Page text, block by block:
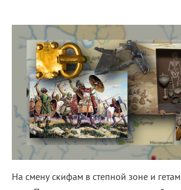
На смену скифам в степной зоне и